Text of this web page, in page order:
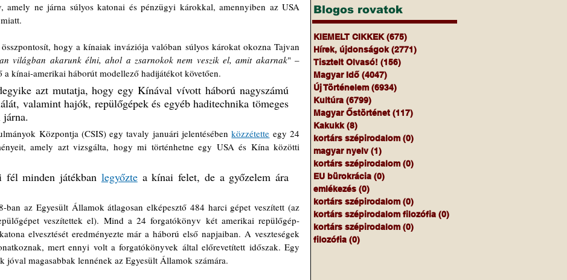
amely ne járna súlyos katonai és pénzügyi károkkal, amennyiben az USA
hogy a kínaiak inváziója valóban súlyos károkat okozna Tajvan
világban akarunk élni, ahol a zsarnokok nem veszik el, amit akarnak
a kínai-amerikai háborút modellező hadijátékot követően.
azt mutatja, hogy egy Kínával vívott háború nagyszámú
valamint hajók, repülőgépek és egyéb haditechnika tömeges
járna.
Központja (CSIS) egy tavaly januári jelentésében közzétette egy 24
amely azt vizsgálta, hogy mi történhetne egy USA és Kína közötti
fél minden játékban legyőzte a kínai felet, de a győzelem ára
az Egyesült Államok átlagosan elképesztő 484 harci gépet veszített (az
veszítettek el). Mind a 24 forgatókönyv két amerikai repülőgép-
elvesztését eredményezte már a háború első napjaiban. A veszteségek
mert ennyi volt a forgatókönyvek által előrevetített időszak. Egy
jóval magasabbak lennének az Egyesült Államok számára.
Blogos rovatok
KIEMELT CIKKEK (675)
Hírek, újdonságok (2771)
Tisztelt Olvasó! (156)
Magyar Idő (4047)
Új Történelem (6934)
Kultúra (6799)
Magyar Őstörténet (117)
Kakukk (8)
kortárs szépirodalom (0)
magyar nyelv (1)
kortárs szépirodalom (0)
EU bürokrácia (0)
emlékezés (0)
kortárs szépirodalom (0)
kortárs szépirodalom filozófia (0)
kortárs szépirodalom (0)
filozófia (0)